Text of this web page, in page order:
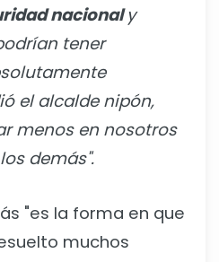
nacionaly
tener
el alcalde nipón,
menos en nosotros
demás".
"es la forma en que
muchos